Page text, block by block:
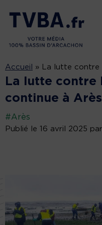
Accueil » La lutte contre
La lutte contre
continue à Arès
#Arès
Publié le 16 avril 2025 par